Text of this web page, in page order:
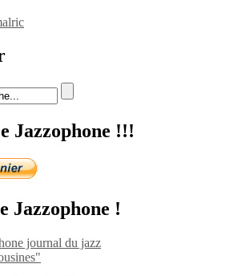
Jazzophone !!!
Jazzophone !